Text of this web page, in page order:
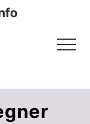
Menu